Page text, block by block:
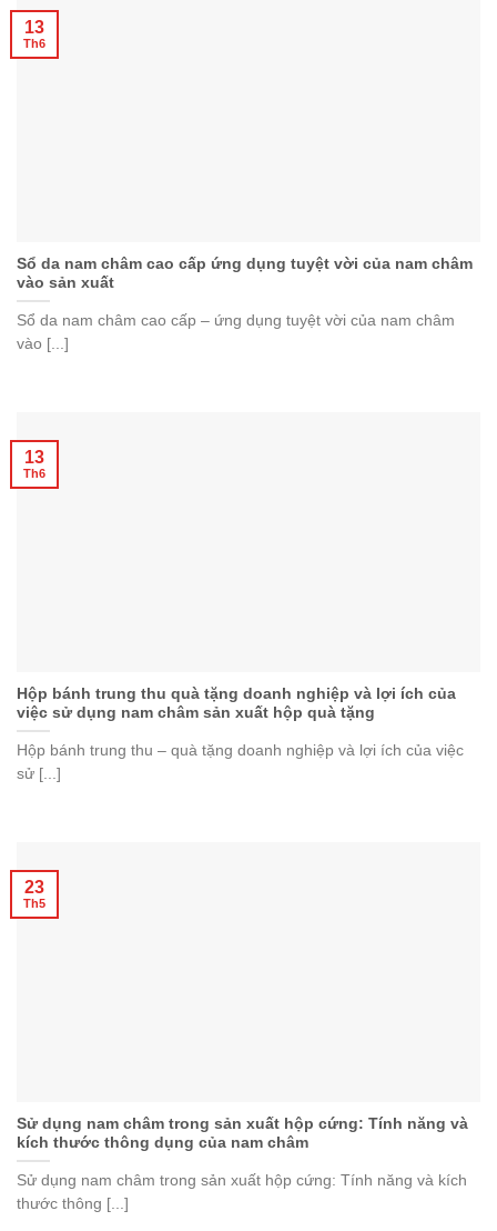
Sổ da nam châm cao cấp ứng dụng tuyệt vời của nam châm
vào sản xuất
Sổ da nam châm cao cấp – ứng dụng tuyệt vời của nam châm
vào [...]
13
Th6
Hộp bánh trung thu quà tặng doanh nghiệp và lợi ích của
việc sử dụng nam châm sản xuất hộp quà tặng
Hộp bánh trung thu – quà tặng doanh nghiệp và lợi ích của việc
sử [...]
13
Th6
Sử dụng nam châm trong sản xuất hộp cứng: Tính năng và
kích thước thông dụng của nam châm
Sử dụng nam châm trong sản xuất hộp cứng: Tính năng và kích
thước thông [...]
23
Th5